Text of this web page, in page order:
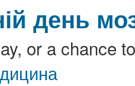
день
or a chance